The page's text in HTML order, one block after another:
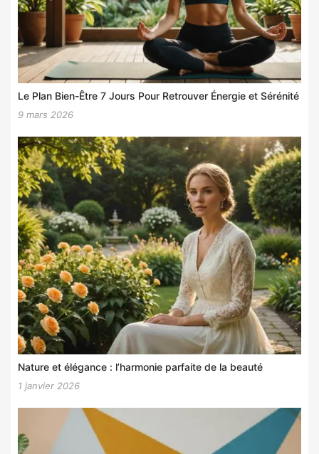
Le Plan Bien-Être 7 Jours Pour Retrouver Énergie et Sérénité
9 mars 2026
Nature et élégance : l’harmonie parfaite de la beauté
1 janvier 2026